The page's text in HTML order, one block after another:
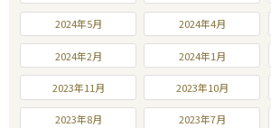
2024年5月 2024年4月
2024年2月 2024年1月
2023年11月 2023年10月
2023年8月 2023年7月